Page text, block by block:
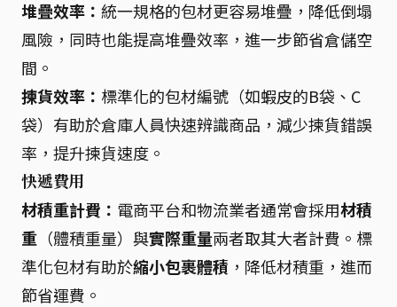
堆疊效率： 統一規格的包材更容易堆疊，降低倒塌
風險，同時也能提高堆疊效率，進一步節省倉儲空
間。
揀貨效率： 標準化的包材編號（如蝦皮的B袋、C
袋）有助於倉庫人員快速辨識商品，減少揀貨錯誤
率，提升揀貨速度。
快遞費用
材積重計費： 電商平台和物流業者通常會採用材積
重 （體積重量）與實際重量兩者取其大者計費。標
準化包材有助於縮小包裹體積 ，降低材積重，進而
節省運費。